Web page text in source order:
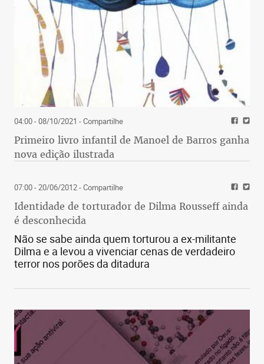
04:00 - 08/10/2021 - Compartilhe
Primeiro livro infantil de Manoel de Barros ganha
nova edição ilustrada
07:00 - 20/06/2012- Compartilhe
Identidade de torturador de Dilma Rousseff ainda
é desconhecida
Não se sabe ainda quem torturou a ex-militante
Dilma e a levou a vivenciar cenas de verdadeiro
terror nos porões da ditadura